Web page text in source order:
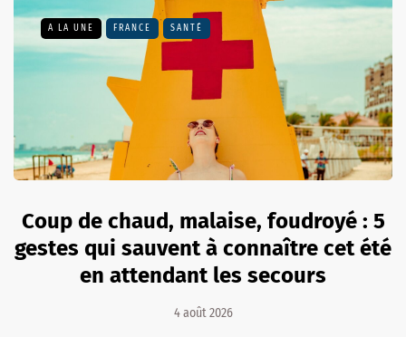
A LA UNE FRANCE SANTÉ
Coup de chaud, malaise, foudroyé : 5
gestes qui sauvent à connaître cet été
en attendant les secours
4 août 2026